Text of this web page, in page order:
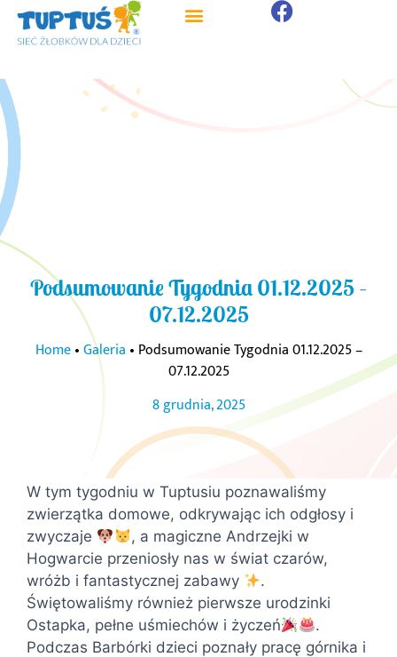
Podsumowanie Tygodnia 01.12.2025 –
07.12.2025
Home•Galeria • Podsumowanie Tygodnia 01.12.2025 –
07.12.2025
8 grudnia, 2025
W tym tygodniu w Tuptusiu poznawaliśmy
zwierzątka domowe, odkrywając ich odgłosy i
zwyczaje
, a magiczne Andrzejki w
Hogwarcie przeniosły nas w świat czarów,
wróżb i fantastycznej zabawy
.
Świętowaliśmy również pierwsze urodzinki
Ostapka, pełne uśmiechów i życzeń
.
Podczas Barbórki dzieci poznały pracę górnika i